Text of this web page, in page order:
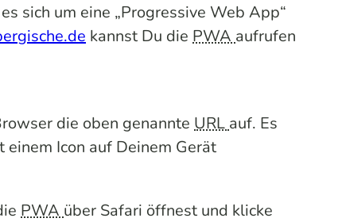
sich um eine „Progressive Web App“
kannst Du die PWA aufrufen
die oben genannte URL auf. Es
einem Icon auf Deinem Gerät
PWA über Safari öffnest und klicke